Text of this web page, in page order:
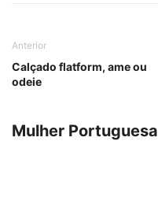
Anterior
Calçado flatform, ame ou
odeie
Mulher Portuguesa